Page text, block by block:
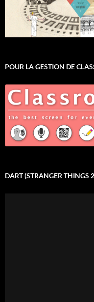
POUR LA GESTION DE
DART (STRANGER THINGS